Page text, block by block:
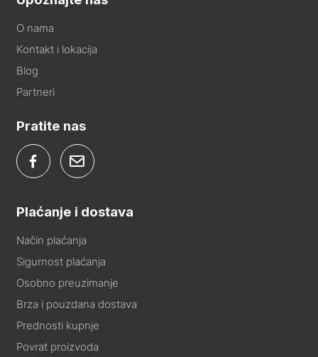
O nama
Kontakt i lokacija
Blog
Partneri
Pratite nas
Plaćanje i dostava
Način plaćanja
Sigurnost plaćanja
Osobno preuzimanje
Brza i pouzdana dostava
Prednosti kupnje
Povrat proizvoda